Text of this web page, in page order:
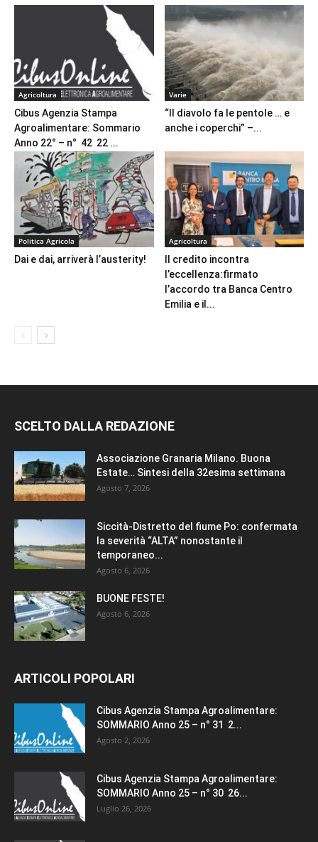
Agricoltura
Cibus Agenzia Stampa
Agroalimentare: Sommario
Anno 22° – n° 42 22 ...
Varie
“Il diavolo fa le pentole … e
anche i coperchi” –...
Politica Agricola
Dai e dai, arriverà l’austerity!
Agricoltura
Il credito incontra
l’eccellenza:firmato
l’accordo tra Banca Centro
Emilia e il...
SCELTO DALLA REDAZIONE
Associazione Granaria Milano. Buona
Estate… Sintesi della 32esima settimana
Agosto 7, 2026
Siccità-Distretto del fiume Po: confermata
la severità “ALTA” nonostante il
temporaneo...
Agosto 6, 2026
BUONE FESTE!
Agosto 6, 2026
ARTICOLI POPOLARI
Cibus Agenzia Stampa Agroalimentare:
SOMMARIO Anno 25 – n° 31 2...
Agosto 2, 2026
Cibus Agenzia Stampa Agroalimentare:
SOMMARIO Anno 25 – n° 30 26...
Luglio 26, 2026